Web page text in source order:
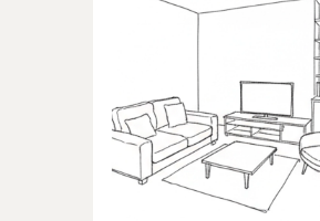
Produkty dedykowane do
pokoju dziennego